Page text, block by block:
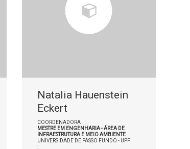
Natalia Hauenstein
Eckert
COORDENADORA
MESTRE EM ENGENHARIA - ÁREA DE
INFRAESTRUTURA E MEIO AMBIENTE
UNIVERSIDADE DE PASSO FUNDO - UPF
: